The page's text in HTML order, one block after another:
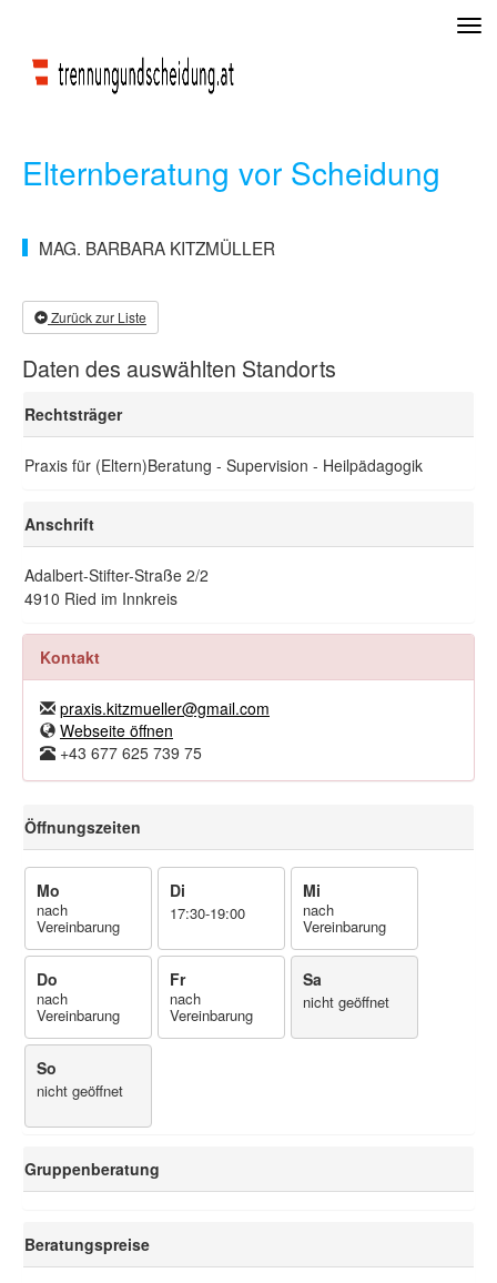
Elternberatung vor Scheidung
MAG. BARBARA KITZMÜLLER
Zurück zur Liste
Daten des auswählten Standorts
Rechtsträger
Praxis für (Eltern)Beratung - Supervision - Heilpädagogik
Anschrift
Adalbert-Stifter-Straße 2/2
4910 Ried im Innkreis
Kontakt
praxis.kitzmueller@gmail.com
Webseite öffnen
+43 677 625 739 75
Öffnungszeiten
Mo
nach
Vereinbarung
Di
17:30-19:00
Mi
nach
Vereinbarung
Do
nach
Vereinbarung
Fr
nach
Vereinbarung
Sa
nicht geöffnet
So
nicht geöffnet
Gruppenberatung
Beratungspreise